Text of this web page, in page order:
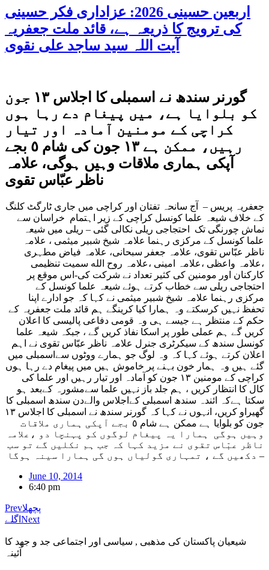
اربعین حسینی 2026: عزاداری فکر حسینی
کی ترویج کا ذریعہ ہے، قائد ملت جعفریہ
آیت اللہ سید ساجد علی نقوی
گورنر سندھ نے اسمبلی کا اجلاس ١٣ جون
کو بلوایا ہے، میں پیغام دے رہا ہوں
کراچی کے مومنین آمادہ اور تیار
رہیں، ممکن ہے ١٣ جون کی شام ٥ بجے
آپکی ہماری ملاقات وہیں ہوگی، علامہ
ناظر عبّاس تقوی
جعفریہ پریس – آج سانحہ تفتان اور کراچی میں جاری ٹارگٹ کلنگ
کے خلاف شیعہ علما کونسل کراچی کے زیر اہتمام خراسان سے
نماش چورنگی تک احتجاجی ریلی نکالی گئی – ریلی میں شیعہ
علما کونسل کے مرکزی رہنما علامہ شیخ شبیر میثمی ، علامہ
ناظر عبّاس تقوی، علامہ جعفر سبحانی، علامہ فیاض مطہری
،علامہ واعظی ،علامہ امینی ،علامہ روح الله سمیت تنظیمی
کارکنان اور مومنین کی کثیر تعداد نے شرکت کی-اس موقع پر
احتجاجی ریلی سے خطاب کرتے ہوئے شیعہ علما کونسل کے
مرکزی رہنما علامہ شیخ شبیر میثمی نے کہا کہ جو ادارے اپنا
تحفظ نہیں کرسکتے وہ ہمارا کیا کرینگے ہم قائد ملت جعفریہ کے
حکم کے منتظر ہے جیسے ہی وہ قومی دفاعی پالیسی کا اعلان
کریں گے ہم عملی طور پر اسکا نفاذ کریں گے ، جبکہ شیعہ علما
کونسل سندھ کے سیکرٹری جنرل علامہ ناظر عبّاس تقوی نے اہم
اعلان کرتے ہوئے کہا کہ وہ لوگ جو ہمارے ووٹوں سےاسمبلی میں
گئے ہیں وہ ہمار خون بہنے پر خاموش ہیں میں پیغام دے رہا ہوں
کراچی کے مومنین ١٣ جون کو آمادہ اور تیار رہیں اور علما کی
کال کا انتظار کریں ، ہم جلد باز نہیں علما سےمشورہ کےبعد ہو
سکتا ہےکہ ائندہ سندھ اسمبلی کےاجلاس والےدن سندھ اسمبلی کا
گھیراو کریں، انہوں نے کہا کہ گورنر سندھ نے اسمبلی کا اجلاس ١٣
جون کو بلوایا ہے ممکن ہے شام ٥ بجے آپکی ہماری ملاقات
وہیں ہوگی ہمارا یہ پیغام لوگوں کو پہنچا دو ،علامہ
ناظر عبّاس تقوی نے مزید کہا کہ جب ہم نکلیں گے تو سب
دکھیں گے ، تمہاری گولیاں ہوں گی ہمارا سینہ ہوگا –
June 10, 2014
6:40 pm
Prevپچھلا
اگلے Next
شیعیان پاکستان کی مذهبی , سیاسی اور اجتماعی جد و جهد کا
آئینہ